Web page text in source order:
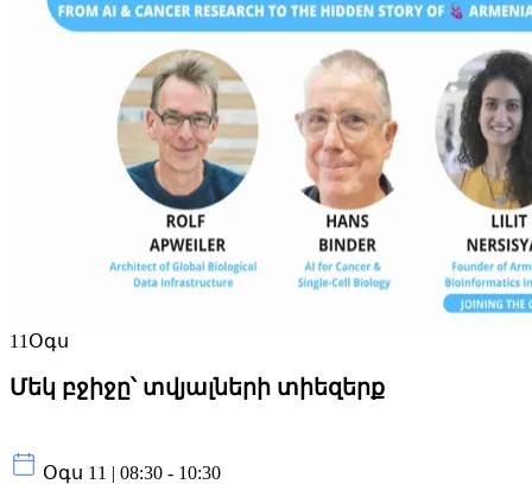
11 Օգս
Մեկ բջիջը՝ տվյալների տիեզերք
Օգս 11 | 08:30 - 10:30